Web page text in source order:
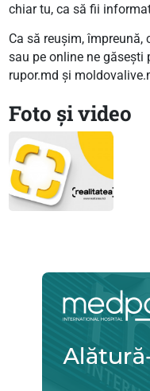
chiar tu, ca să fii
Ca să reușim, împreună,
sau pe online ne găsești
rupor.md și
Foto și video